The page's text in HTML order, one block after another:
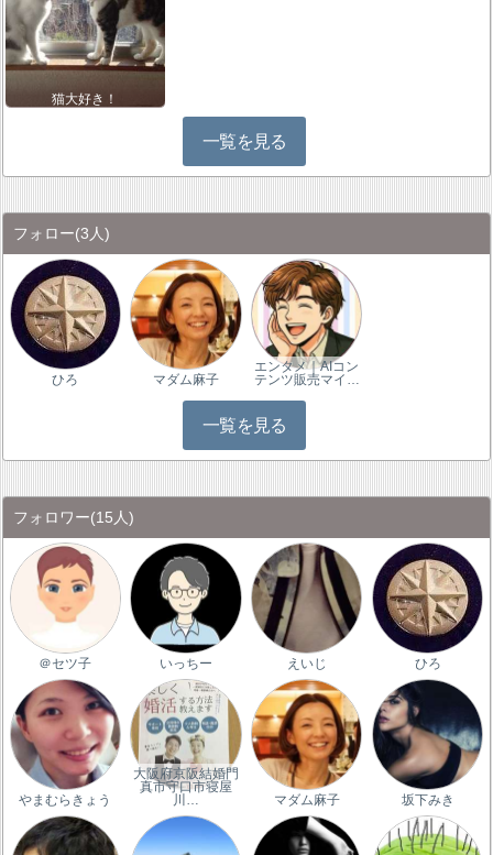
猫大好き！
一覧を見る
フォロー(3人)
ひろ マダム麻子
エンタメ｜AIコン
テンツ販売マイ…
一覧を見る
フォロワー(15人)
＠セツ子 いっちー えいじ ひろ
やまむらきょう
大阪府京阪結婚門
真市守口市寝屋
川…
マダム麻子 坂下みき